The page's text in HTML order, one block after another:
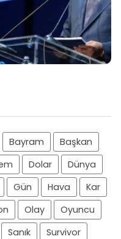
Bayram
Başkan
Dolar
Dünya
Gün Hava
Kar
Olay
Oyuncu
Sanık
Survivor